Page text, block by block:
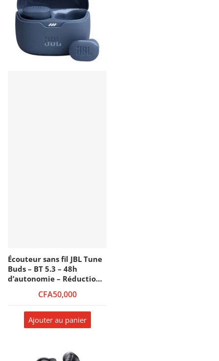
Écouteur sans fil JBL Tune
Buds – BT 5.3 – 48h
d’autonomie – Réduction
Réduction Adaptative du
et à la poussière – Bleu
CFA50,000
Ajouter au panier